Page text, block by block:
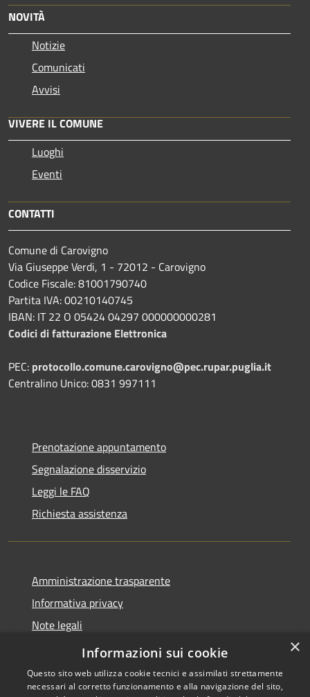
NOVITÀ
Notizie
Comunicati
Avvisi
VIVERE IL COMUNE
Luoghi
Eventi
CONTATTI
Comune di Carovigno
Via Giuseppe Verdi, 1 - 72012 - Carovigno
Codice Fiscale: 81001790740
Partita IVA: 00210140745
IBAN: IT 22 O 05424 04297 000000000281
Codici di fatturazione Elettronica
PEC: protocollo.comune.carovigno@pec.rupar.puglia.it
Centralino Unico: 0831 997111
Prenotazione appuntamento
Segnalazione disservizio
Leggi le FAQ
Richiesta assistenza
Amministrazione trasparente
Informativa privacy
Note legali
Dichiarazione di accessibilità
×
Informazioni sui cookie
Questo sito web utilizza cookie tecnici e assimilati strettamente
necessari al corretto funzionamento e alla navigazione del sito,